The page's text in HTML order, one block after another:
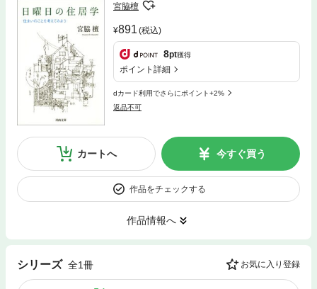
宮脇檀
891 (税込)
8pt獲得
ポイント詳細
dカード利用でさらにポイント+2%
返品不可
カートへ 今すぐ買う
作品をチェックする
作品情報へ
シリーズ 全1冊 お気に入り登録